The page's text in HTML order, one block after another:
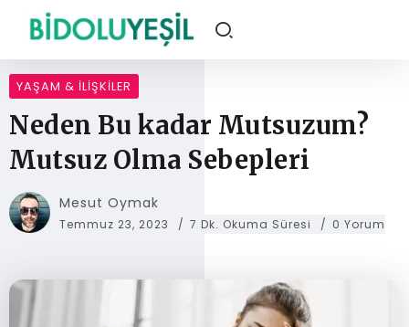
YAŞAM & İLIŞKILER
Neden Bu kadar Mutsuzum?
Mutsuz Olma Sebepleri
Mesut Oymak
Temmuz 23, 2023 7 Dk. Okuma Süresi 0 Yorum